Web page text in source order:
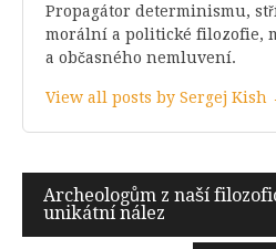
Propagátor determinismu,
morální a politické filozofie,
a občasného nemluvení.
View all posts by Sergej Kish
Navigace
pro
Archeologům z naší
unikátní nález